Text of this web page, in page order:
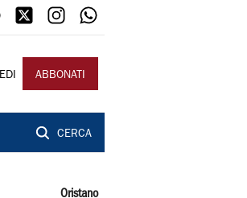
ABBONATI
CERCA
Oristano